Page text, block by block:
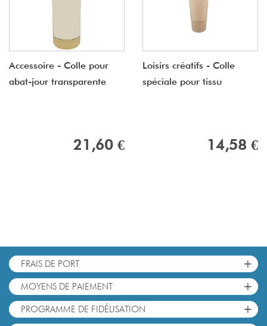
Accessoire - Colle pour
abat-jour transparente
21,60 €
Loisirs créatifs - Colle
spéciale pour tissu
14,58 €
FRAIS DE PORT +
MOYENS DE PAIEMENT +
PROGRAMME DE FIDÉLISATION
+